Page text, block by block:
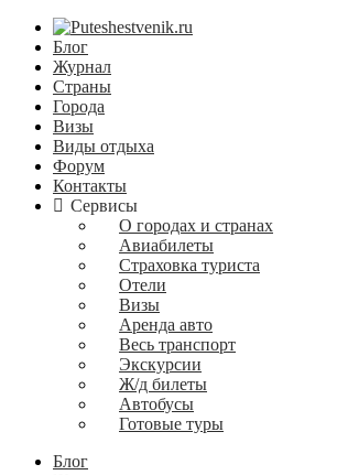
Блог
Журнал
Страны
Города
Визы
Виды отдыха
Форум
Контакты
Сервисы
О городах и странах
Авиабилеты
Страховка туриста
Отели
Визы
Аренда авто
Весь транспорт
Экскурсии
Ж/д билеты
Автобусы
Готовые туры
Блог